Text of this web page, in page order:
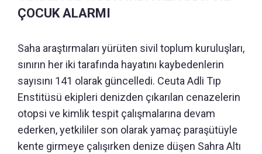
ÇOCUK ALARMI
Saha araştırmaları yürüten sivil toplum kuruluşları,
sınırın her iki tarafında hayatını kaybedenlerin
sayısını 141 olarak güncelledi. Ceuta Adli Tıp
Enstitüsü ekipleri denizden çıkarılan cenazelerin
otopsi ve kimlik tespit çalışmalarına devam
ederken, yetkililer son olarak yamaç paraşütüyle
kente girmeye çalışırken denize düşen Sahra Altı